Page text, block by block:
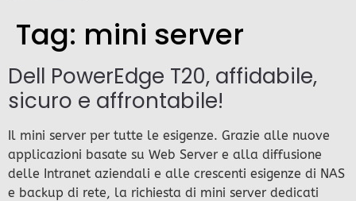
Tag: mini server
Dell PowerEdge T20, affidabile,
sicuro e affrontabile!
Il mini server per tutte le esigenze. Grazie alle nuove
applicazioni basate su Web Server e alla diffusione
delle Intranet aziendali e alle crescenti esigenze di NAS
e backup di rete, la richiesta di mini server dedicati